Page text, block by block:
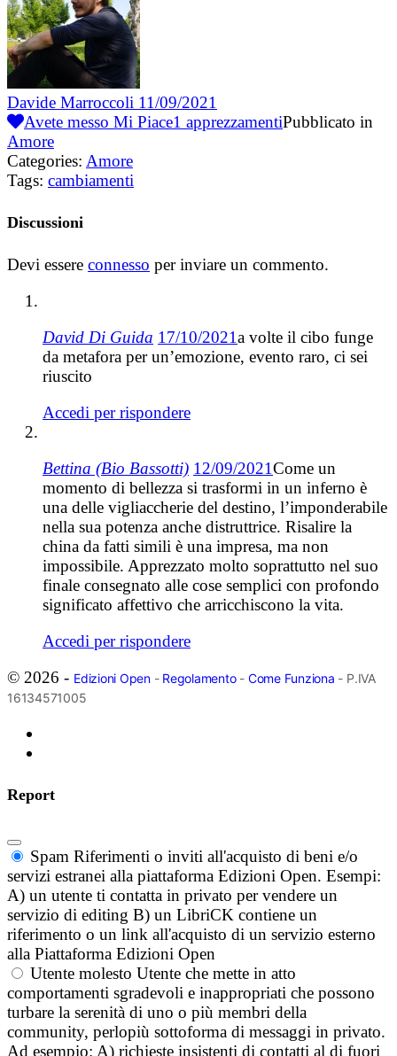
Davide Marroccoli 11/09/2021
Avete messo Mi Piace1 apprezzamentiPubblicato in
Amore
Categories: Amore
Tags: cambiamenti
Discussioni
Devi essere connesso per inviare un commento.
David Di Guida 17/10/2021a volte il cibo funge
da metafora per un’emozione, evento raro, ci sei
riuscito
Accedi per rispondere
Bettina (Bio Bassotti) 12/09/2021Come un
momento di bellezza si trasformi in un inferno è
una delle vigliaccherie del destino, l’imponderabile
nella sua potenza anche distruttrice. Risalire la
china da fatti simili è una impresa, ma non
impossibile. Apprezzato molto soprattutto nel suo
finale consegnato alle cose semplici con profondo
significato affettivo che arricchiscono la vita.
Accedi per rispondere
© 2026 - Edizioni Open- Regolamento- Come Funziona - P.IVA
16134571005
Report
Spam Riferimenti o inviti all'acquisto di beni e/o
servizi estranei alla piattaforma Edizioni Open. Esempi:
A) un utente ti contatta in privato per vendere un
servizio di editing B) un LibriCK contiene un
riferimento o un link all'acquisto di un servizio esterno
alla Piattaforma Edizioni Open
Utente molesto Utente che mette in atto
comportamenti sgradevoli e inappropriati che possono
turbare la serenità di uno o più membri della
community, perlopiù sottoforma di messaggi in privato.
Ad esempio: A) richieste insistenti di contatti al di fuori